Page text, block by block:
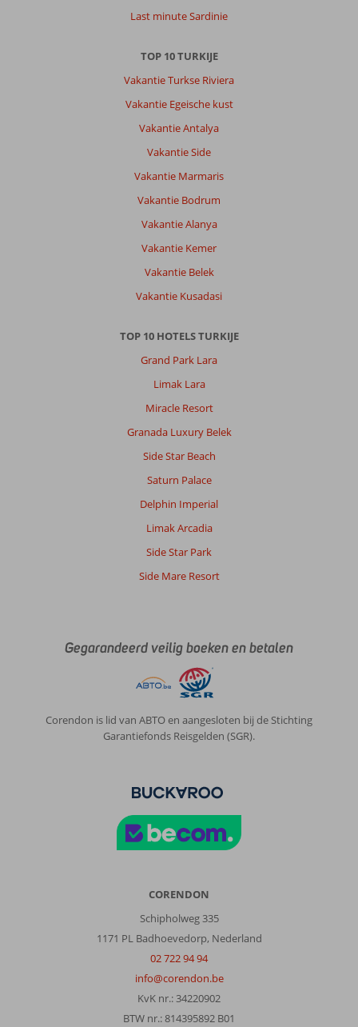
Last minute Sardinie
TOP 10 TURKIJE
Vakantie Turkse Riviera
Vakantie Egeische kust
Vakantie Antalya
Vakantie Side
Vakantie Marmaris
Vakantie Bodrum
Vakantie Alanya
Vakantie Kemer
Vakantie Belek
Vakantie Kusadasi
TOP 10 HOTELS TURKIJE
Grand Park Lara
Limak Lara
Miracle Resort
Granada Luxury Belek
Side Star Beach
Saturn Palace
Delphin Imperial
Limak Arcadia
Side Star Park
Side Mare Resort
Gegarandeerd veilig boeken en betalen
Corendon is lid van ABTO en aangesloten bij de Stichting
Garantiefonds Reisgelden (SGR).
CORENDON
Schipholweg 335
1171 PL Badhoevedorp, Nederland
02 722 94 94
info@corendon.be
KvK nr.: 34220902
BTW nr.: 814395892 B01